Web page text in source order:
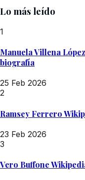
Lo más leído
1
Manuela Villena
biografía
25 Feb 2026
2
Ramsey Ferrero
23 Feb 2026
3
Vero Buffone